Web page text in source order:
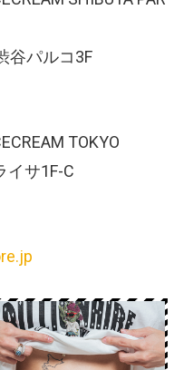
谷パルコ3F
TOKYO
イサ1F-C